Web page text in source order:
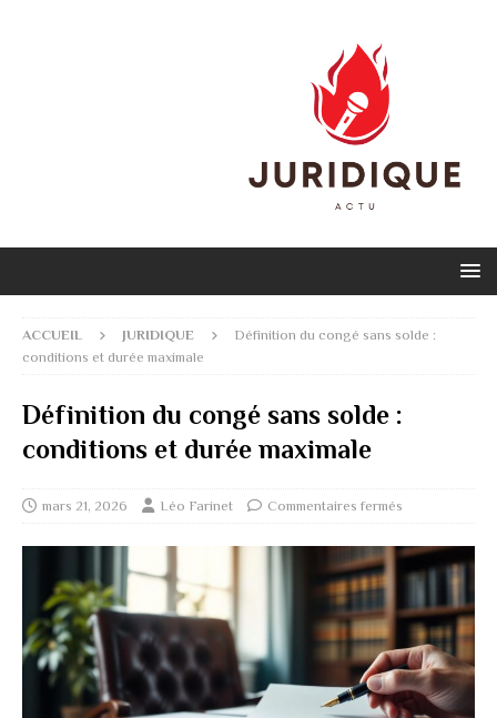
ACCUEIL JURIDIQUE
Définition du congé sans solde :
conditions et durée maximale
Définition du congé sans solde :
conditions et durée maximale
mars 21, 2026 Léo Farinet Commentaires fermés